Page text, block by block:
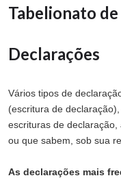
Tabelionato
Declarações
Vários tipos de
(escritura de
escrituras de
ou que sabem, sob sua
As declarações mais